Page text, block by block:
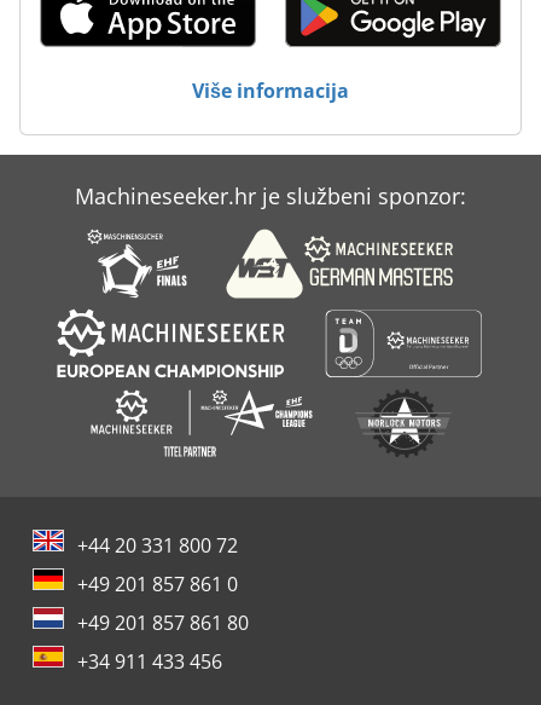
Fngj 20
Idx 23
Okvir Za
Više informacija
Machineseeker.hr je službeni sponzor:
+44 20 331 800 72
+49 201 857 861 0
+49 201 857 861 80
+34 911 433 456